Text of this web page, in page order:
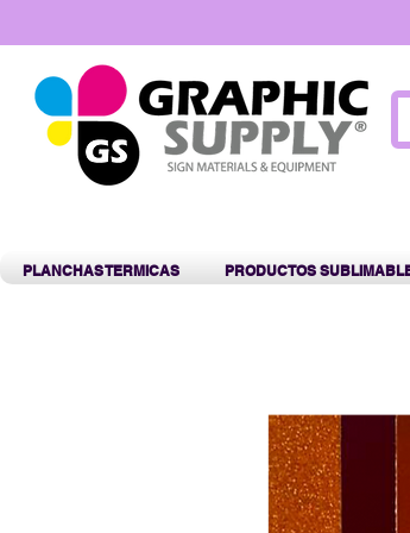
PLANCHAS TERMICAS PRODUCTOS